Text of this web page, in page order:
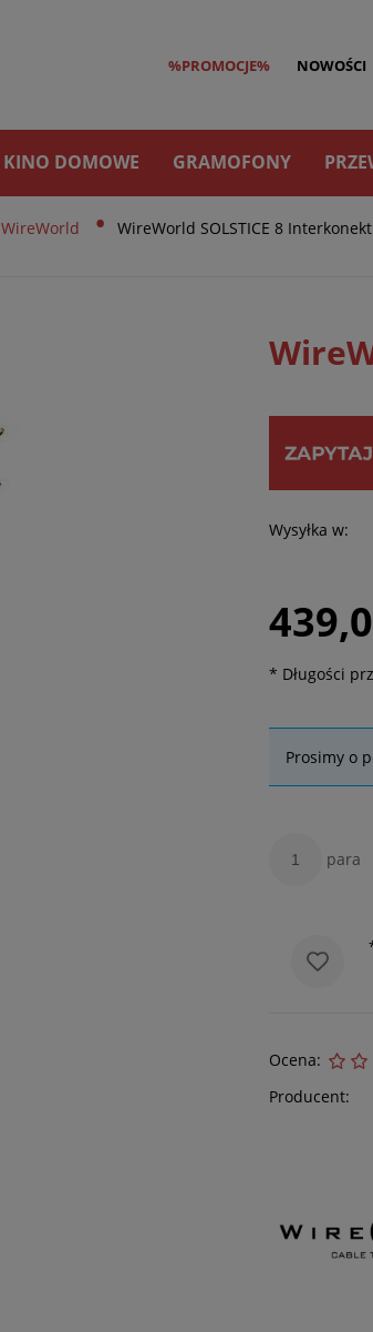
%PROMOCJE% NOWOŚCI
KINO DOMOWE GRAMOFONY
WireWorld • WireWorld SOLSTICE 8 Interkonekt
Wysyłka w:
* Długości
Prosimy o
para
Ocena:
Producent: